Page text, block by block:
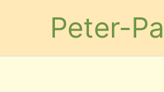
springen
Peter-